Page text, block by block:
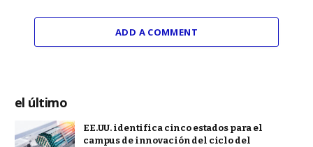
ADD A COMMENT
el último
EE.UU. identifica cinco estados para el
campus de innovación del ciclo del